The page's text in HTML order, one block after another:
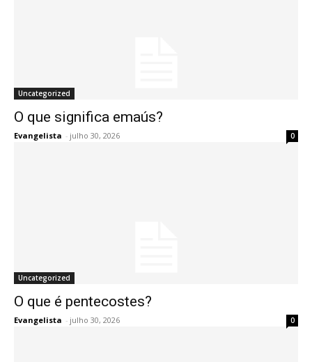
Uncategorized
O que significa emaús?
Evangelista - julho 30, 2026 0
Uncategorized
O que é pentecostes?
Evangelista - julho 30, 2026 0